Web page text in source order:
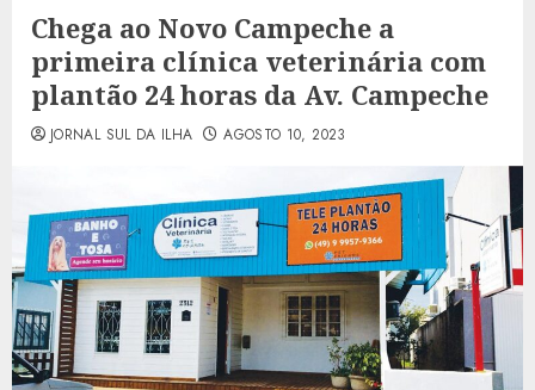
Chega ao Novo Campeche a
primeira clínica veterinária com
plantão 24 horas da Av. Campeche
JORNAL SUL DA ILHA AGOSTO 10, 2023